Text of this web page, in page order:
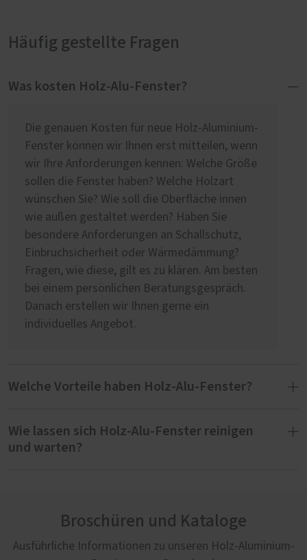
Häufig gestellte Fragen
Was kosten Holz-Alu-Fenster?
Die genauen Kosten für neue Holz-Aluminium-
Fenster können wir Ihnen erst mitteilen, wenn
wir Ihre Anforderungen kennen: Welche Größe
sollen die Fenster haben? Welche Holzart
wünschen Sie? Wie soll die Oberfläche innen
wie außen gestaltet werden? Haben Sie
besondere Anforderungen an Schallschutz,
Einbruchsicherheit oder Wärmedämmung?
Fragen, wie diese, gilt es zu klären. Am besten
bei einem persönlichen Beratungsgespräch.
Danach erstellen wir Ihnen gerne ein
individuelles Angebot.
Welche Vorteile haben Holz-Alu-Fenster?
Der Material-Mix bei Fenstern aus Holz und
Aluminium hat viele Vorteile:
innen wie außen unzählige
Gestaltungsmöglichkeiten
Wie lassen sich Holz-Alu-Fenster reinigen
und warten?
bis acht Wochen reinigen. Seien Sie achtsam
bei der Reinigung: intensives und trockenes
Broschüren und Kataloge
Ausführliche Informationen zu unseren Holz-Aluminium-